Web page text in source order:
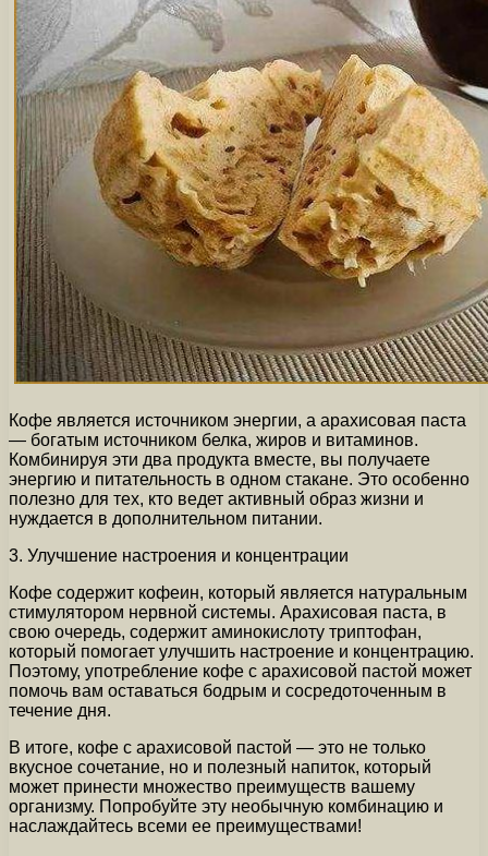
Кофе является источником энергии, а арахисовая паста
— богатым источником белка, жиров и витаминов.
Комбинируя эти два продукта вместе, вы получаете
энергию и питательность в одном стакане. Это особенно
полезно для тех, кто ведет активный образ жизни и
нуждается в дополнительном питании.
3. Улучшение настроения и концентрации
Кофе содержит кофеин, который является натуральным
стимулятором нервной системы. Арахисовая паста, в
свою очередь, содержит аминокислоту триптофан,
который помогает улучшить настроение и концентрацию.
Поэтому, употребление кофе с арахисовой пастой может
помочь вам оставаться бодрым и сосредоточенным в
течение дня.
В итоге, кофе с арахисовой пастой — это не только
вкусное сочетание, но и полезный напиток, который
может принести множество преимуществ вашему
организму. Попробуйте эту необычную комбинацию и
наслаждайтесь всеми ее преимуществами!